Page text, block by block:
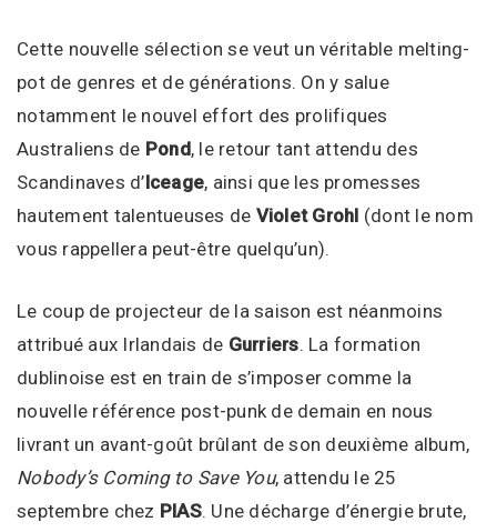
Cette nouvelle sélection se veut un véritable melting-
pot de genres et de générations. On y salue
notamment le nouvel effort des prolifiques
Australiens de Pond, le retour tant attendu des
Scandinaves d’Iceage, ainsi que les promesses
hautement talentueuses de Violet Grohl (dont le nom
vous rappellera peut-être quelqu’un).
Le coup de projecteur de la saison est néanmoins
attribué aux Irlandais de Gurriers. La formation
dublinoise est en train de s’imposer comme la
nouvelle référence post-punk de demain en nous
livrant un avant-goût brûlant de son deuxième album,
Nobody’s Coming to Save You, attendu le 25
septembre chez PIAS. Une décharge d’énergie brute,